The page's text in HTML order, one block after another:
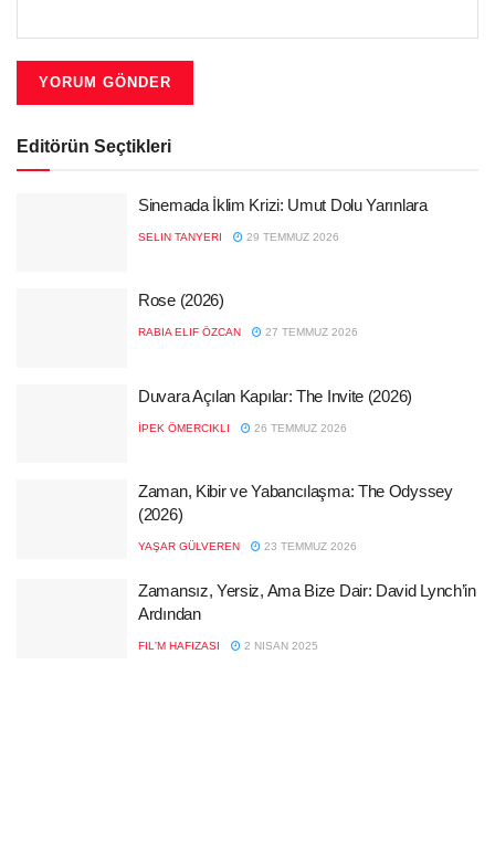
Editörün Seçtikleri
Sinemada İklim Krizi: Umut Dolu Yarınlara
SELIN TANYERI 29 TEMMUZ 2026
Rose (2026)
RABIA ELIF ÖZCAN 27 TEMMUZ 2026
Duvara Açılan Kapılar: The Invite (2026)
İPEK ÖMERCIKLI 26 TEMMUZ 2026
Zaman, Kibir ve Yabancılaşma: The Odyssey
(2026)
YAŞAR GÜLVEREN 23 TEMMUZ 2026
Zamansız, Yersiz, Ama Bize Dair: David Lynch’in
Ardından
FIL'M HAFIZASI 2 NISAN 2025